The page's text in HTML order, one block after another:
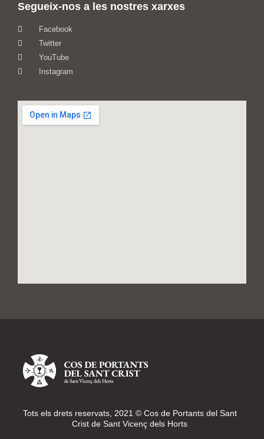
Segueix-nos a les nostres xarxes
Facebook
Twitter
YouTube
Instagram
Tots els drets reservats, 2021 © Cos de Portants del Sant
Crist de Sant Vicenç dels Horts